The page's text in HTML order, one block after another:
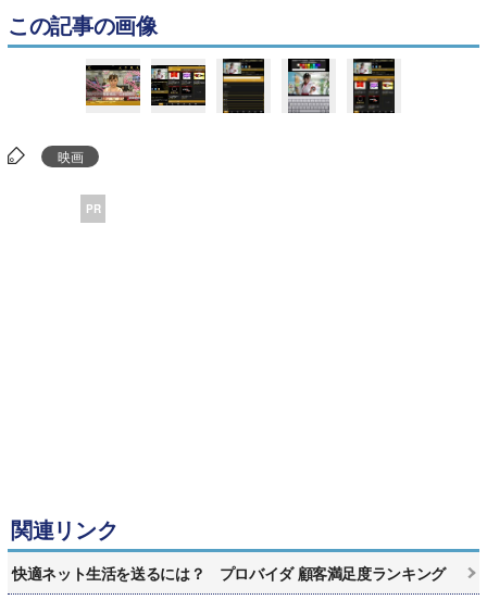
この記事の画像
映画
PR
関連リンク
快適ネット生活を送るには？ プロバイダ 顧客満足度ランキング